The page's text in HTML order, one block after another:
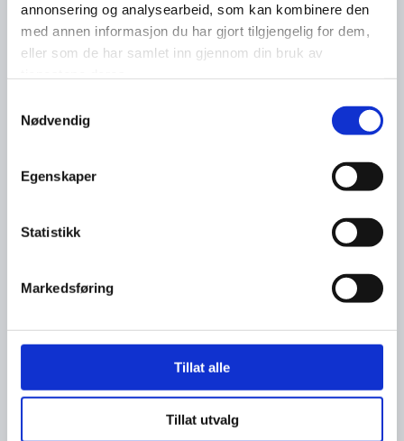
annonsering og analysearbeid, som kan kombinere den
med annen informasjon du har gjort tilgjengelig for dem,
eller som de har samlet inn gjennom din bruk av
Nødvendig
Egenskaper
Statistikk
Markedsføring
Tillat alle
Tillat utvalg